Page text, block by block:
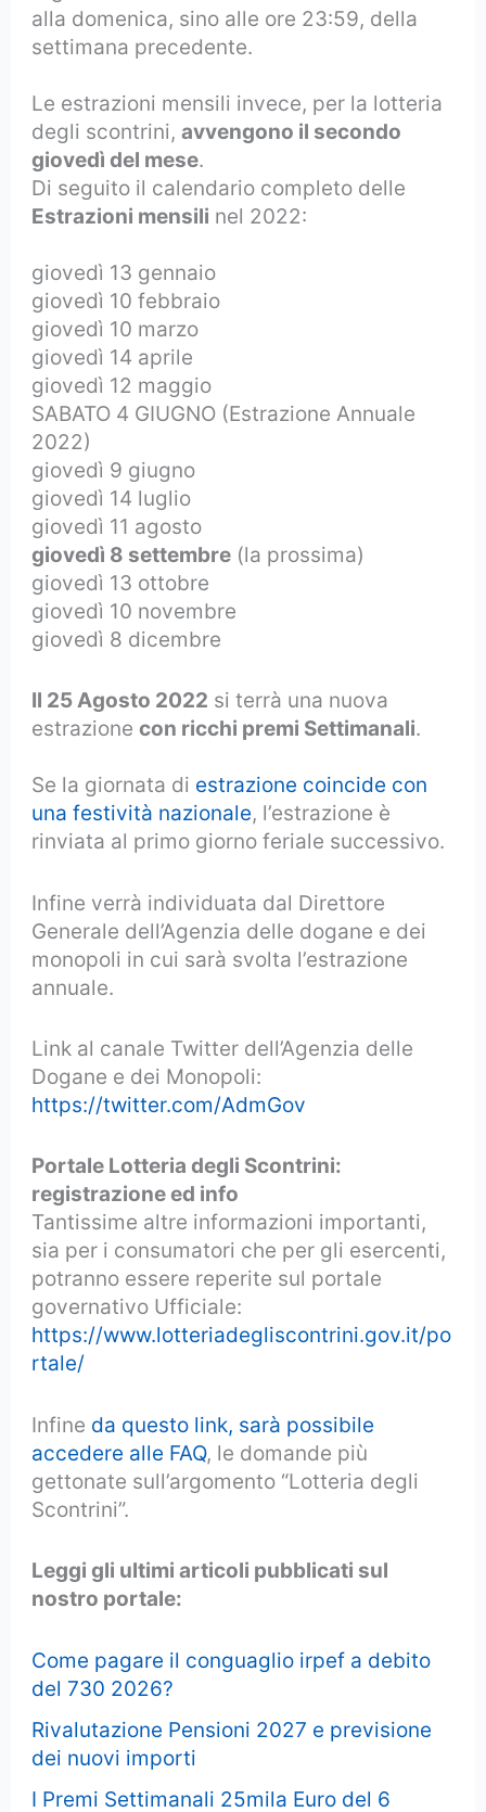
alla domenica, sino alle ore 23:59, della
settimana precedente.
Le estrazioni mensili invece, per la lotteria
degli scontrini,avvengono il secondo
giovedì del mese.
Di seguito il calendario completo delle
Estrazioni mensili nel 2022:
giovedì 13 gennaio
giovedì 10 febbraio
giovedì 10 marzo
giovedì 14 aprile
giovedì 12 maggio
SABATO 4 GIUGNO (Estrazione Annuale
2022)
giovedì 9 giugno
giovedì 14 luglio
giovedì 11 agosto
giovedì 8 settembre (la prossima)
giovedì 13 ottobre
giovedì 10 novembre
giovedì 8 dicembre
Il 25 Agosto 2022 si terrà una nuova
estrazionecon ricchi premi Settimanali.
Se la giornata di estrazione coincide con
una festività nazionale, l’estrazione è
rinviata al primo giorno feriale successivo.
Infine verrà individuata dal Direttore
Generale dell’Agenzia delle dogane e dei
monopoli in cui sarà svolta l’estrazione
annuale.
Link al canale Twitter dell’Agenzia delle
Dogane e dei Monopoli:
https://twitter.com/AdmGov
Portale Lotteria degli Scontrini:
registrazione ed info
Tantissime altre informazioni importanti,
sia per i consumatori che per gli esercenti,
potranno essere reperite sul portale
governativo Ufficiale:
https://www.lotteriadegliscontrini.gov.it/po
rtale/
Infine da questo link, sarà possibile
accedere alle FAQ, le domande più
gettonate sull’argomento “Lotteria degli
Scontrini”.
Leggi gli ultimi articoli pubblicati sul
nostro portale:
Come pagare il conguaglio irpef a debito
del 730 2026?
Rivalutazione Pensioni 2027 e previsione
dei nuovi importi
I Premi Settimanali 25mila Euro del 6